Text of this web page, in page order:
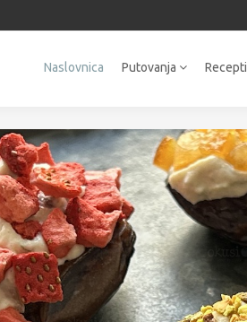
Naslovnica Putovanja Recepti